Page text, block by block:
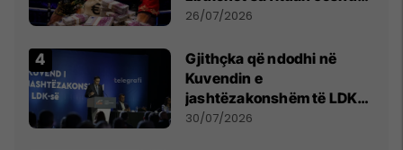
e Prenga
26/07/2026
Gjithçka që ndodhi në
Kuvendin e
jashtëzakonshëm të LDK-
së
30/07/2026